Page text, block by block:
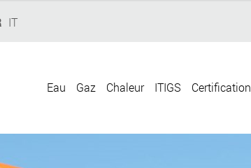
IT
Eau Gaz Chaleur ITIGS Certification